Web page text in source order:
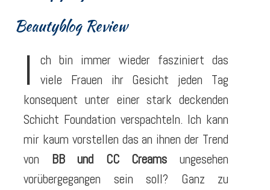
Beautyblog Review
I
ch bin immer wieder fasziniert das
viele Frauen ihr Gesicht jeden Tag
konsequent unter einer stark deckenden
Schicht Foundation verspachteln. Ich kann
mir kaum vorstellen das an ihnen der Trend
von BB und CC Creams ungesehen
vorübergegangen sein soll? Ganz zu